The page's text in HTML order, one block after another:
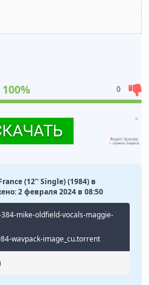
100% 0
(12'' Single) (1984) в
2 февраля 2024 в 08:50
mike-oldfield-vocals-maggie-
wavpack-image_cu.torrent